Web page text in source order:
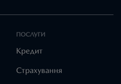
ПОСЛУГИ
Кредит
Страхування